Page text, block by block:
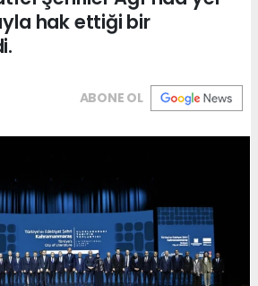
hak ettiği bir
ABONE OL